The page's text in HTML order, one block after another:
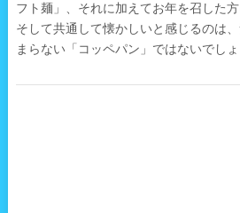
フト麺」、それに加えてお年を召した
そして共通して懐かしいと感じるのは
まらない「コッペパン」ではないでし